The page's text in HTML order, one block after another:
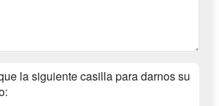
la siguiente casilla para darnos su